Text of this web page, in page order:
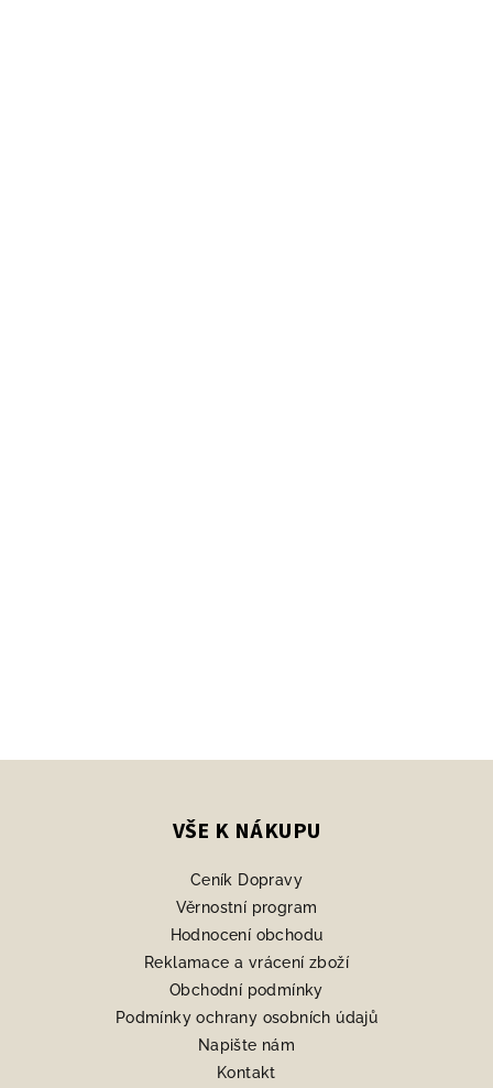
VŠE K NÁKUPU
Ceník Dopravy
Věrnostní program
Hodnocení obchodu
Reklamace a vrácení zboží
Obchodní podmínky
Podmínky ochrany osobních údajů
Napište nám
Kontakt